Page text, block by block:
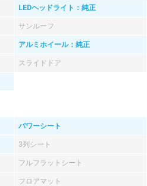
LEDヘッドライト：純正
サンルーフ
アルミホイール：純正
スライドドア
パワーシート
3列シート
フルフラットシート
フロアマット